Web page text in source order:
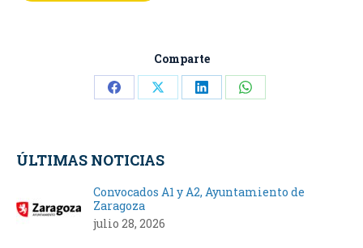
Comparte
Share Share Share Share
ÚLTIMAS NOTICIAS
Convocados A1 y A2, Ayuntamiento de
Zaragoza
julio 28, 2026